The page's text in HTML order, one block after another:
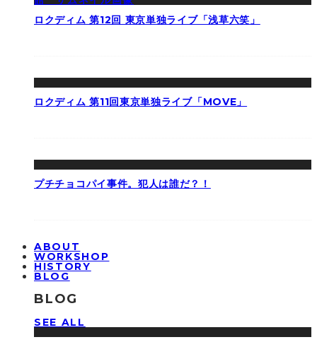
ロクディム 第12回 東京単独ライブ「浅草六笑」
ロクディム 第11回東京単独ライブ「MOVE」
プチチョコパイ事件。犯人は誰だ？！
ABOUT
WORKSHOP
HISTORY
BLOG
BLOG
SEE ALL